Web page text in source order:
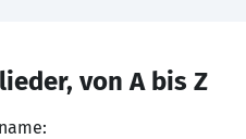
von A bis Z